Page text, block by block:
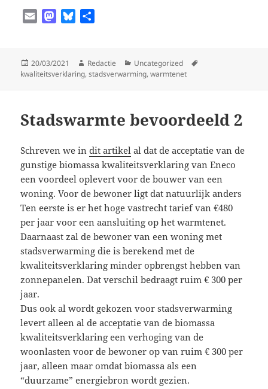
i
l
M
t
o
n
e
s
e
n
Geplaatst
op
20/03/2021 Auteur
Redactie Categorieën
Uncategorized
kwaliteitsverklaring,stadsverwarming,warmtenet
Stadswarmte bevoordeeld 2
Schreven we indit artikel al dat de acceptatie van de
gunstige biomassa kwaliteitsverklaring van Eneco
een voordeel oplevert voor de bouwer van een
woning. Voor de bewoner ligt dat natuurlijk anders
Ten eerste is er het hoge vastrecht tarief van €480
per jaar voor een aansluiting op het warmtenet.
Daarnaast zal de bewoner van een woning met
stadsverwarming die is berekend met de
kwaliteitsverklaring minder opbrengst hebben van
zonnepanelen. Dat verschil bedraagt ruim € 300 per
jaar.
Dus ook al wordt gekozen voor stadsverwarming
levert alleen al de acceptatie van de biomassa
kwaliteitsverklaring een verhoging van de
woonlasten voor de bewoner op van ruim € 300 per
jaar, alleen maar omdat biomassa als een
“duurzame” energiebron wordt gezien.